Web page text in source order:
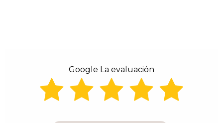
Google La evaluación